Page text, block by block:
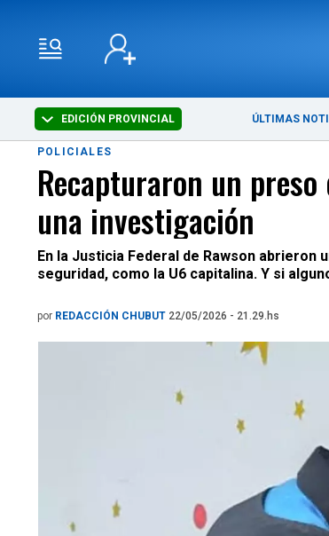
EDICIÓN PROVINCIAL ÚLTIMAS
POLICIALES
Recapturaron un
una investigación
En la Justicia Federal de Rawson
seguridad, como la U6 capitalina. Y si
por REDACCIÓN CHUBUT 22/05/2026 - 21.29.hs